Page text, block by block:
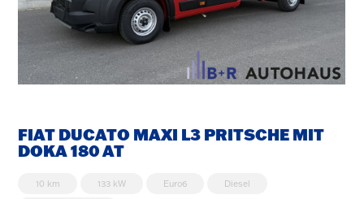
FIAT DUCATO MAXI L3 PRITSCHE MIT
DOKA 180 AT
10 km 133 kW Euro6 Diesel